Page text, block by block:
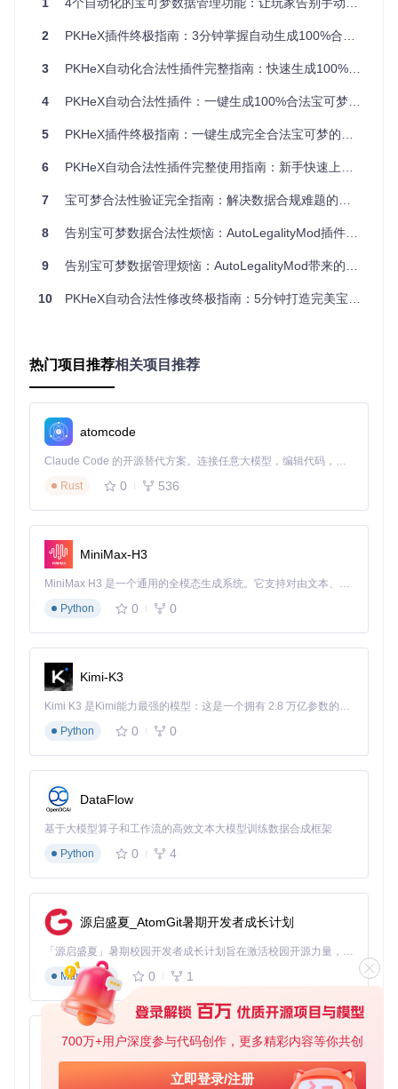
700万+用户深度参与代码创作，更多精彩内容等你共创
立即登录/注册
心属性的同时，自动优化技能组合与道具配置。实测数据显
示，处理30只精灵的平均耗时从手动操作的450分钟缩短至仅
需2分钟，效率提升225倍。
入网络上的对战队伍代码，系统会自动生成符合游戏规则的合
队伍的构建门槛。
多语言界面支持
在「Resources/text/」目录下提供8种语言包，包括简体中
文、日文、英文等主流语种，通过「WinFormsTranslator.c
s」实现界面元素的实时切换，确保全球玩家都能获得本地化
体验。
适用人群：参加线下比赛的竞技玩家
操作要点
从赛事官网获取规则文件（如限制特定世代、禁止传说精
在插件设置中启用「赛事模式」，导入规则文件
输入Showdown格式的队伍代码，点击「生成合法队伍」
[!TIP]
赛事模式会自动禁用非规则允许的精灵特性与道具组合，
建议在生成后通过「验证」功能二次确认。
3小时压缩至15分钟，且所有精灵均通过官方合法性检查。
适用人群
：致力于收集全图鉴的收藏玩家
操作要点
勾选需要补充的宝可梦种类
设置训练家信息与捕获地点偏好
执行「生成缺失精灵」命令
系统会自动创建符合官方分布逻辑的精灵数据，包括正确的捕
案例三：新手玩家的精灵培育向导
适用人群：刚接触宝可梦游戏的新手
操作要点：
在「SimpleHexEditor」中打开目标精灵
点击「推荐配置」按钮获取优化建议
确认修改后保存并导出
插件会根据当前游戏进度，推荐适合的努力值分配和技能组
合，避免新手因不熟悉培养系统而走弯路。
四、进阶探索：定制化使用与技术解析
2 PKHeX插件终极指南：3分钟掌握自动生成100%合法宝可梦的秘诀
3 PKHeX自动化合法性插件完整指南：快速生成100%合法宝可梦的终极方案
4 PKHeX自动合法性插件：一键生成100%合法宝可梦的完整解决方案
5 PKHeX插件终极指南：一键生成完全合法宝可梦的完整解决方案
6 PKHeX自动合法性插件完整使用指南：新手快速上手攻略
7 宝可梦合法性验证完全指南：解决数据合规难题的智能方案
8 告别宝可梦数据合法性烦恼：AutoLegalityMod插件全方位使用指南
9 告别宝可梦数据管理烦恼：AutoLegalityMod带来的宝可梦合法性生成革新
10 PKHeX自动合法性修改终极指南：5分钟打造完美宝可梦
热门项目推荐相关项目推荐
atomcode
Claude Code 的开源替代方案。连接任意大模型，编辑代码，运行命令，自动验证 — 全自动执行。用 Rust 构建，极致性能。 ｜ An open-source alternative to Claude Code. Connect any LLM, edit code, run commands, and verify changes — autonomously. Built in Rust for speed. Get Started
Rust
0 536
MiniMax-H3
MiniMax H3 是一个通用的全模态生成系统。它支持对由文本、图像、视频和音频组成的多模态上下文进行统一理解，并能生成分辨率高达 2K、时长可达 15 秒的带原生立体声音频的视频。得益于面向任务泛化的系统设计，H3 在预训练阶段就已具备广泛的多模态上下文理解与生成能力，能够出色地执行复杂的多模态指令。
Python
0 0
Kimi-K3
Kimi K3 是Kimi能力最强的模型：这是一个拥有 2.8 万亿参数的混合专家（MoE）模型，具备原生视觉理解能力，并支持 100 万 token 的上下文窗口。
Python
0 0
DataFlow
基于大模型算子和工作流的高效文本大模型训练数据合成框架
Python
0 4
源启盛夏_AtomGit暑期开发者成长计划
「源启盛夏」暑期校园开发者成长计划旨在激活校园开源力量，通过积分激励、认证扶持、资源倾斜等形式，引导高校组织和开发者完成「入驻 — 建项目 — 做贡献 — 获认证 — 得资源」的完整闭环。无论你是想带领社团入驻平台的组织者，还是希望用代码贡献证明自己的开发者，都能在这里找到属于你的成长路径。
Markdown
0 1
py-xiaozhi
基于Python的Xiaozhi AI，适用于想要完整Xiaozhi体验而无需拥有专用硬件的用户。